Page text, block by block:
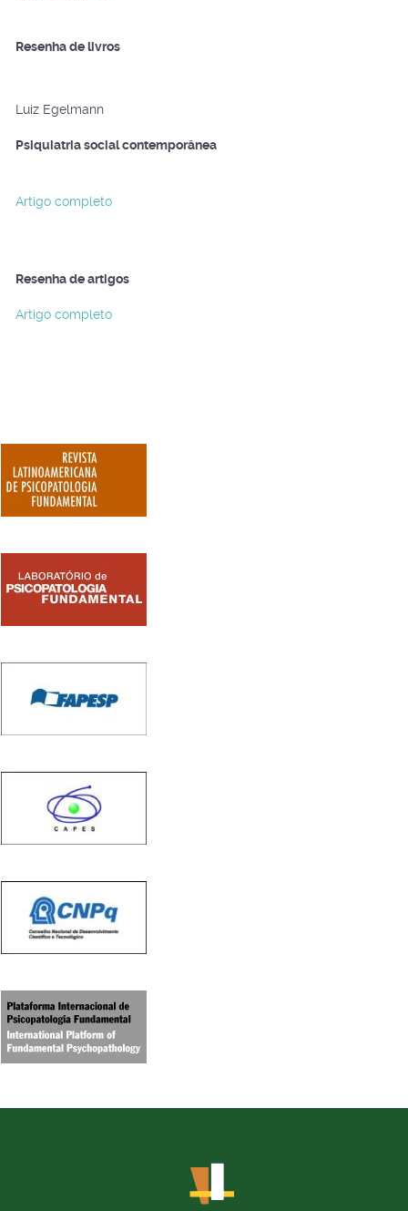
Resenha de livros
Luiz Egelmann
Psiquiatria social contemporânea
Artigo completo
Resenha de artigos
Artigo completo